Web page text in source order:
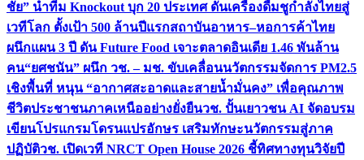
ชัย” นำทีม Knockout บุก 20 ประเทศ ดันเครื่องดื่มชูกำลังไทยสู่
เวทีโลก ตั้งเป้า 500 ล้านปีแรกสถาบันอาหาร–หอการค้าไทย
ผนึกแผน 3 ปี ดัน Future Food เจาะตลาดอินเดีย 1.46 พันล้าน
คน“ยศชนัน” ผนึก วช. – มช. ขับเคลื่อนนวัตกรรมจัดการ PM2.5
เชิงพื้นที่ หนุน “อากาศสะอาดและสายน้ำมั่นคง” เพื่อคุณภาพ
ชีวิตประชาชนภาคเหนืออย่างยั่งยืนวช. ปั้นเยาวชน AI จัดอบรม
เขียนโปรแกรมโดรนแปรอักษร เสริมทักษะนวัตกรรมสู่ภาค
ปฏิบัติวช. เปิดเวที NRCT Open House 2026 ชี้ทิศทางทุนวิจัยปี